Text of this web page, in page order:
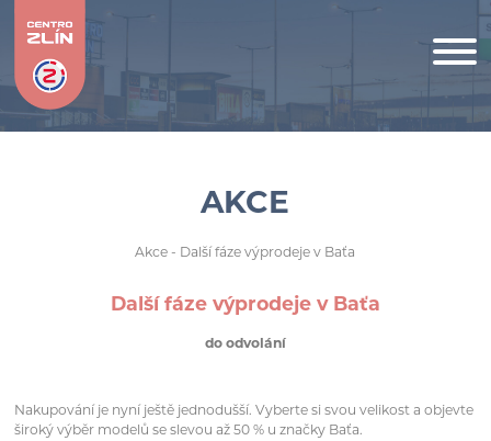
AKCE
Akce- Další fáze výprodeje v Baťa
Další fáze výprodeje v Baťa
do odvolání
Nakupování je nyní ještě jednodušší. Vyberte si svou velikost a objevte
široký výběr modelů se slevou až 50 % u značky Baťa.